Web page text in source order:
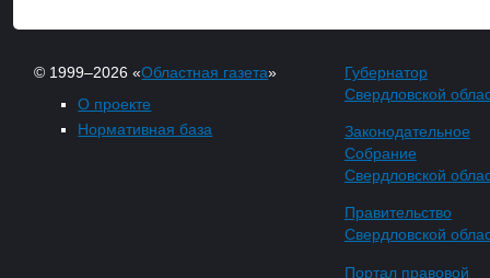
© 1999–2026 «Областная газета»
О проекте
Нормативная база
Губернатор
Свердловской
Законодательное
Собрание
Свердловской
Правительство
Свердловской
Портал правовой